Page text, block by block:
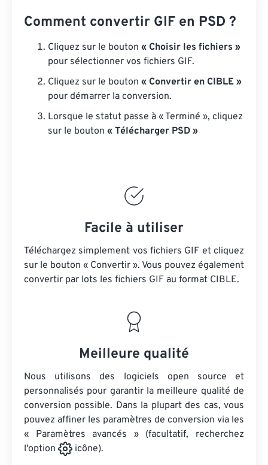
Comment convertir GIF en PSD ?
Cliquez sur le bouton « Choisir les fichiers »
pour sélectionner vos fichiers GIF.
Cliquez sur le bouton « Convertir en CIBLE »
pour démarrer la conversion.
Lorsque le statut passe à « Terminé », cliquez
sur le bouton « Télécharger PSD »
Facile à utiliser
Téléchargez simplement vos fichiers GIF et cliquez
sur le bouton « Convertir ». Vous pouvez également
convertir par lots les fichiers GIF au format CIBLE.
Meilleure qualité
Nous utilisons des logiciels open source et
personnalisés pour garantir la meilleure qualité de
conversion possible. Dans la plupart des cas, vous
pouvez affiner les paramètres de conversion via les
« Paramètres avancés » (facultatif, recherchez
l'option
icône).